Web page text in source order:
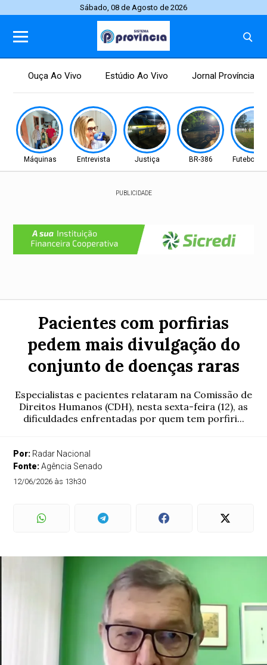
Sábado, 08 de Agosto de 2026
Ouça Ao Vivo Estúdio Ao Vivo Jornal Província
Máquinas Entrevista Justiça BR-386 Futebol
PUBLICIDADE
Pacientes com porfirias
pedem mais divulgação do
conjunto de doenças raras
Especialistas e pacientes relataram na Comissão de
Direitos Humanos (CDH), nesta sexta-feira (12), as
dificuldades enfrentadas por quem tem porfiri...
Por: Radar Nacional
Fonte:Agência Senado
12/06/2026 às 13h30